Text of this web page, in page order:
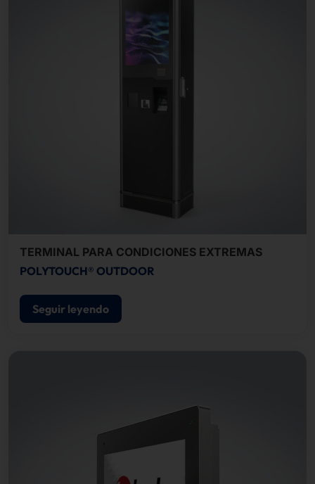
TERMINAL PARA CONDICIONES EXTREMAS
POLYTOUCH® OUTDOOR
Seguir leyendo